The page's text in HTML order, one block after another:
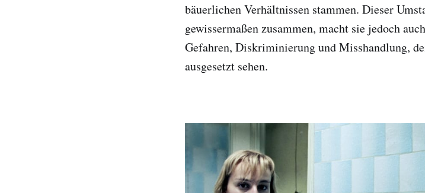
bäuerlichen Verhältnissen stammen. Dieser
gewissermaßen zusammen, macht sie jedoch
Gefahren, Diskriminierung und Misshandlung,
ausgesetzt sehen.